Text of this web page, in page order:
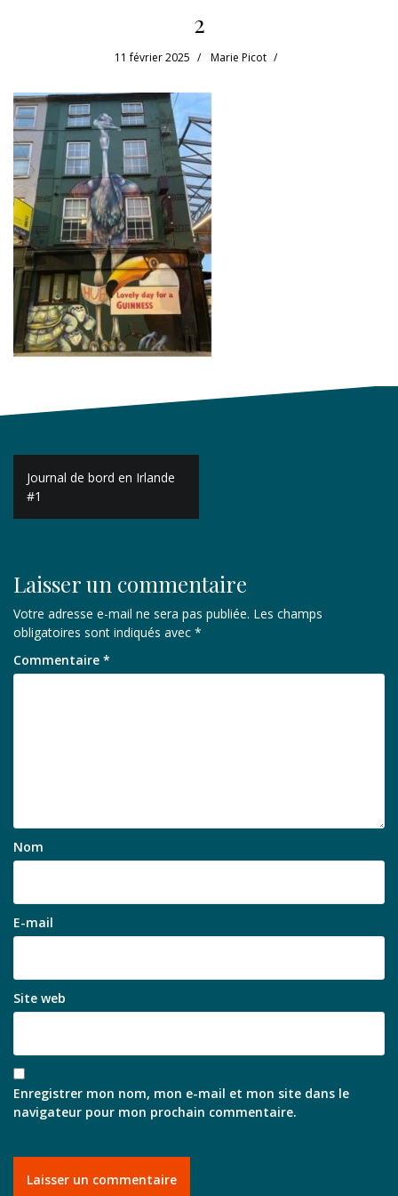
2
11 février 2025 Marie Picot
Navigation
de
l’article
Journal de bord en Irlande
#1
Laisser un commentaire
Votre adresse e-mail ne sera pas publiée. Les champs
obligatoires sont indiqués avec *
Commentaire *
Nom
E-mail
Site web
Enregistrer mon nom, mon e-mail et mon site dans le
navigateur pour mon prochain commentaire.